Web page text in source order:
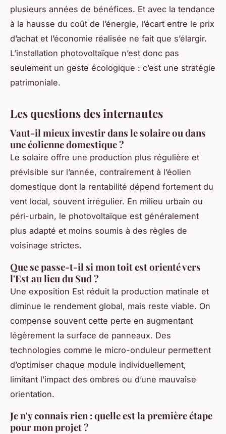
plusieurs années de bénéfices. Et avec la tendance
à la hausse du coût de l’énergie, l’écart entre le prix
d’achat et l’économie réalisée ne fait que s’élargir.
L’installation photovoltaïque n’est donc pas
seulement un geste écologique : c’est une stratégie
patrimoniale.
Les questions des internautes
Vaut-il mieux investir dans le solaire ou dans
une éolienne domestique ?
Le solaire offre une production plus régulière et
prévisible sur l’année, contrairement à l’éolien
domestique dont la rentabilité dépend fortement du
vent local, souvent irrégulier. En milieu urbain ou
péri-urbain, le photovoltaïque est généralement
plus adapté et moins soumis à des règles de
voisinage strictes.
Que se passe-t-il si mon toit est orienté vers
l'Est au lieu du Sud ?
Une exposition Est réduit la production matinale et
diminue le rendement global, mais reste viable. On
compense souvent cette perte en augmentant
légèrement la surface de panneaux. Des
technologies comme le micro-onduleur permettent
d’optimiser chaque module individuellement,
limitant l’impact des ombres ou d’une mauvaise
orientation.
Je n'y connais rien : quelle est la première étape
pour mon projet ?